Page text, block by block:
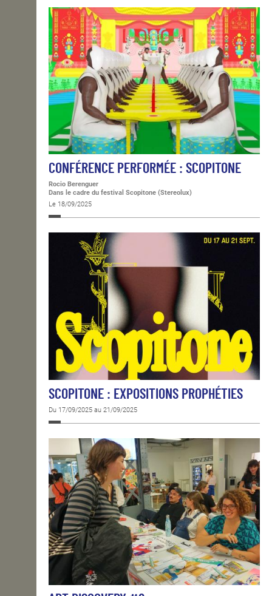
CONFÉRENCE PERFORMÉE : SCOPITONE
Rocio Berenguer
Dans le cadre du festival Scopitone (Stereolux)
Le 18/09/2025
SCOPITONE : EXPOSITIONS PROPHÉTIES
Du 17/09/2025 au 21/09/2025